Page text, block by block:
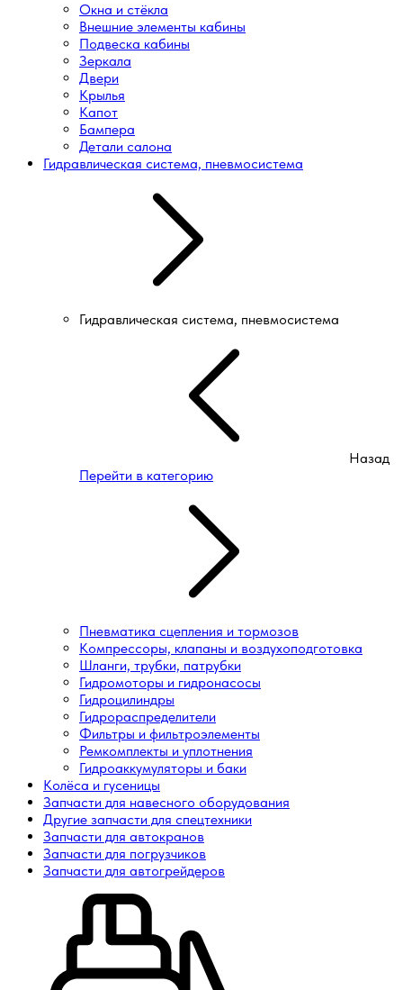
Окна и стёкла
Внешние элементы кабины
Подвеска кабины
Зеркала
Двери
Крылья
Капот
Бампера
Детали салона
Гидравлическая система, пневмосистема
Гидравлическая система, пневмосистема
Назад
Перейти в категорию
Пневматика сцепления и тормозов
Компрессоры, клапаны и воздухоподготовка
Шланги, трубки, патрубки
Гидромоторы и гидронасосы
Гидроцилиндры
Гидрораспределители
Фильтры и фильтроэлементы
Ремкомплекты и уплотнения
Гидроаккумуляторы и баки
Колёса и гусеницы
Запчасти для навесного оборудования
Другие запчасти для спецтехники
Запчасти для автокранов
Запчасти для погрузчиков
Запчасти для автогрейдеров